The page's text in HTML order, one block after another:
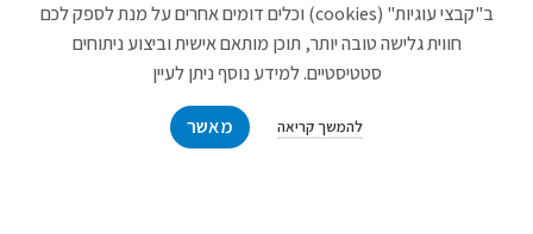
רמקולים
ב"קבצי עוגיות" (cookies) וכלים דומים אחרים על מנת לספק לכם
חווית גלישה טובה יותר, תוכן מותאם אישית וביצוע ניתוחים
סטטיסטיים. למידע נוסף ניתן לעיין
להמשך קריאה מאשר